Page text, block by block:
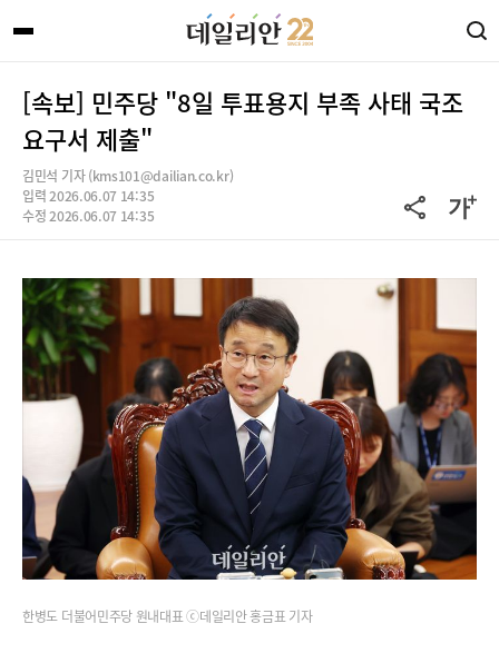
[속보] 민주당 "8일 투표용지 부족 사태 국조
요구서 제출"
김민석 기자 (kms101@dailian.co.kr)
입력 2026.06.07 14:35
수정 2026.06.07 14:35
한병도 더불어민주당 원내대표 ⓒ데일리안 홍금표 기자